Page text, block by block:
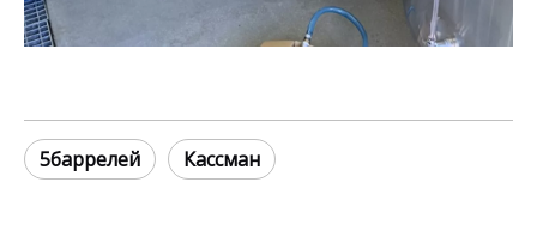
5баррелей Кассман